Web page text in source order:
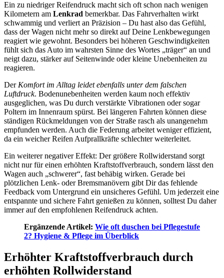
Ein zu niedriger Reifendruck macht sich oft schon nach wenigen
Kilometern am Lenkrad bemerkbar. Das Fahrverhalten wirkt
schwammig und verliert an Präzision – Du hast also das Gefühl,
dass der Wagen nicht mehr so direkt auf Deine Lenkbewegungen
reagiert wie gewohnt. Besonders bei höheren Geschwindigkeiten
fühlt sich das Auto im wahrsten Sinne des Wortes „träger“ an und
neigt dazu, stärker auf Seitenwinde oder kleine Unebenheiten zu
reagieren.
Der Komfort im Alltag leidet ebenfalls unter dem falschen
Luftdruck. Bodenunebenheiten werden kaum noch effektiv
ausgeglichen, was Du durch verstärkte Vibrationen oder sogar
Poltern im Innenraum spürst. Bei längeren Fahrten können diese
ständigen Rückmeldungen von der Straße rasch als unangenehm
empfunden werden. Auch die Federung arbeitet weniger effizient,
da ein weicher Reifen Aufprallkräfte schlechter weiterleitet.
Ein weiterer negativer Effekt: Der größere Rollwiderstand sorgt
nicht nur für einen erhöhten Kraftstoffverbrauch, sondern lässt den
Wagen auch „schwerer“, fast behäbig wirken. Gerade bei
plötzlichen Lenk- oder Bremsmanövern gibt Dir das fehlende
Feedback vom Untergrund ein unsicheres Gefühl. Um jederzeit eine
entspannte und sichere Fahrt genießen zu können, solltest Du daher
immer auf den empfohlenen Reifendruck achten.
Ergänzende Artikel: Wie oft duschen bei Pflegestufe
2? Hygiene & Pflege im Überblick
Erhöhter Kraftstoffverbrauch durch
erhöhten Rollwiderstand